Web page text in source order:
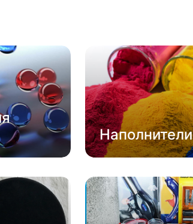
Наполнители